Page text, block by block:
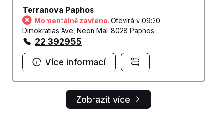
Terranova Paphos
Momentálně zavřeno. Otevírá v 09:30
Dimokratias Ave, Neon Mall 8028 Paphos
22 392955
Více informací
Zobrazit více